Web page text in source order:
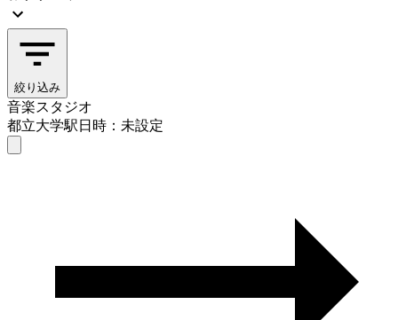
絞り込み
音楽スタジオ
都立大学駅日時：未設定